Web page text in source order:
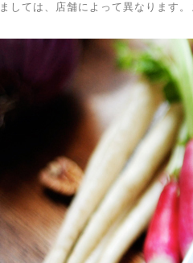
ましては、店舗によって異なります